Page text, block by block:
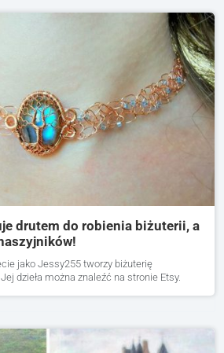
drutem do robienia biżuterii, a
jako Jessy255 tworzy biżuterię
dzieła można znaleźć na stronie Etsy.